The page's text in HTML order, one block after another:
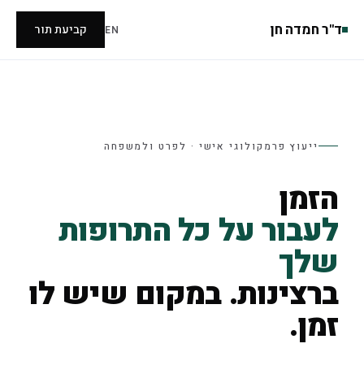
ד"ר חמדה חן EN קביעת תור
ייעוץ פרמקולוגי אישי · לפרט ולמשפחה
הזמן
לעבור על כל התרופות
שלך
ברצינות. במקום שיש לו
זמן.